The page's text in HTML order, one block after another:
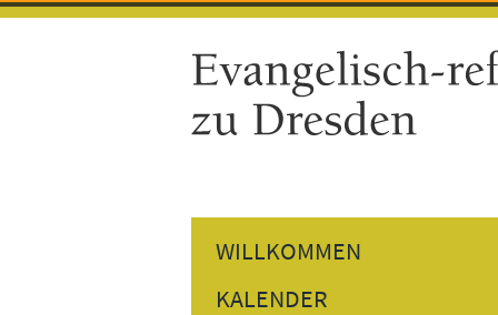
WILLKOMMEN
KALENDER